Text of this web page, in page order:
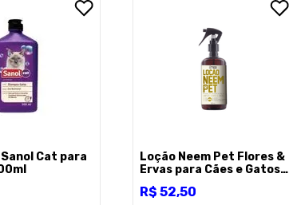
Cat para
Loção Neem Pet Flores &
Ervas para Cães e Gatos -
R$ 52,50